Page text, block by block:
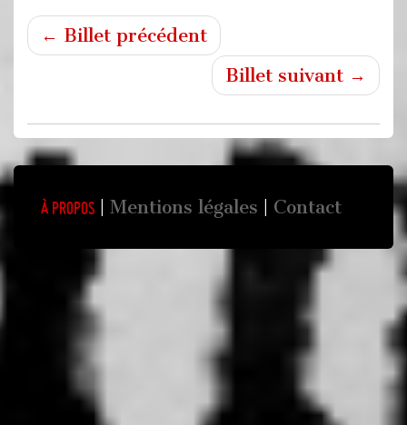
← Billet précédent
Billet suivant →
À propos Mentions légales Contact